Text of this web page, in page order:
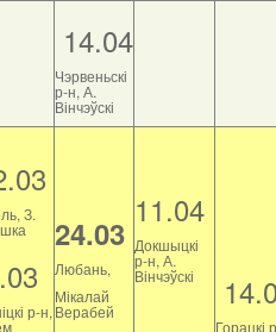
14.04
Чэрвеньскі
р-н, А.
Вінчэўскі
З.
р-н,
24.03
Любань,
Мікалай
Верабей
11.04
Докшыцкі
р-н, А.
Вінчэўскі
Горацкі